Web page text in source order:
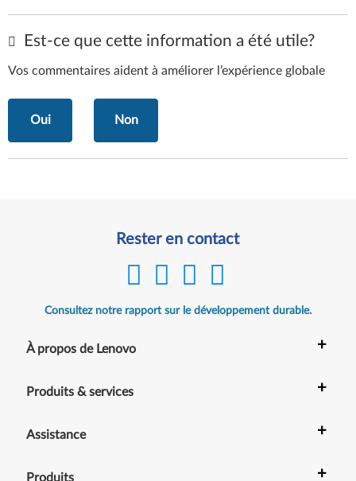
Est-ce que cette information a été utile?
Vos commentaires aident à améliorer l’expérience globale
Oui Non
Rester en contact
Consultez notre rapport sur le développement durable.
À propos de Lenovo +
Produits & services +
Assistance +
Produits +